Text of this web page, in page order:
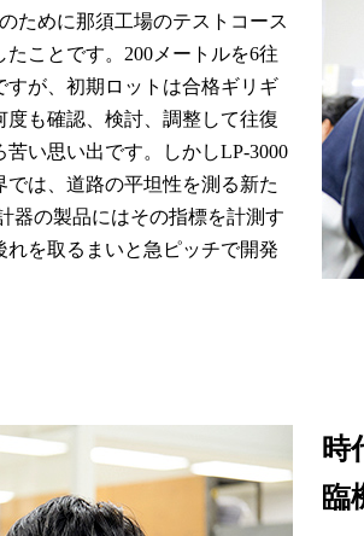
ために那須工場のテストコース
ことです。200メートルを6往
が、初期ロットは合格ギリギ
も確認、検討、調整して往復
い思い出です。しかしLP-3000
は、道路の平坦性を測る新た
器の製品にはその指標を計測す
を取るまいと急ピッチで開発
時
臨